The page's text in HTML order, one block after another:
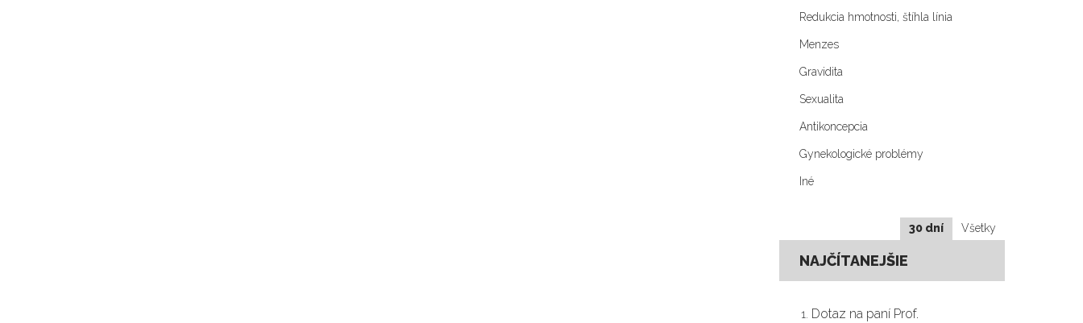
Redukcia hmotnosti, štíhla línia
Menzes
Gravidita
Sexualita
Antikoncepcia
Gynekologické problémy
Iné
30 dní Všetky
NAJČÍTANEJŠIE
Dotaz na paní Prof.